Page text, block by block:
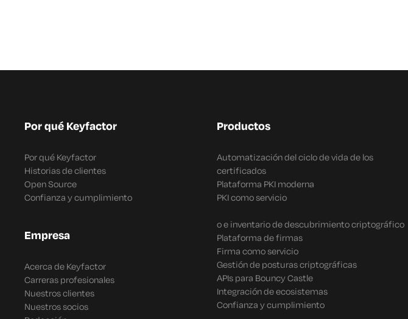
Por qué Keyfactor
Por qué Keyfactor
Historias de clientes
Open Source
Confianza y cumplimiento
Empresa
Acerca de Keyfactor
Carreras profesionales
Nuestros clientes
Nuestros socios
Productos
Automatización del ciclo de vida de los
certificados
Plataforma PKI moderna
PKI como servicio
o e inventario de descubrimiento criptográfico
Plataforma de firmas
Firma como servicio
Gestión de posturas criptográficas
APIs para Bouncy Castle
Integración de ecosistemas
Confianza y cumplimiento